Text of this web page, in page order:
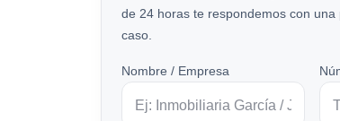
de 24 horas te respondemos con
caso.
Nombre / Empresa